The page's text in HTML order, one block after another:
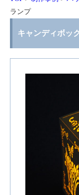
ランプ
キャンディボッ